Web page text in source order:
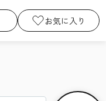
お気に入り